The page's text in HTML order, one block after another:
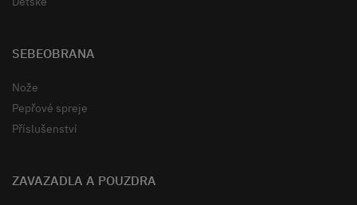
SEBEOBRANA
Nože
Pepřové spreje
Příslušenství
ZAVAZADLA A POUZDRA